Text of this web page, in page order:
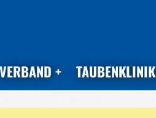
VERBAND TAUBENKLINIK